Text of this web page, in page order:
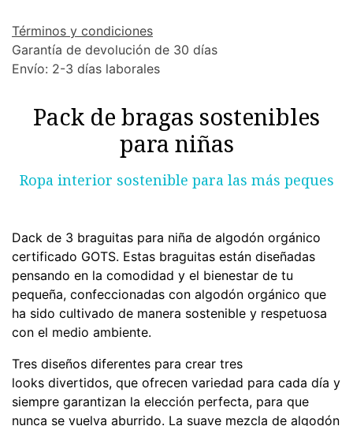
Términos y condiciones
Garantía de devolución de 30 días
Envío: 2-3 días laborales
Pack de bragas sostenibles
para niñas
Ropa interior sostenible para las más peques
Dack de 3 braguitas para niña de algodón orgánico
certificado GOTS. Estas braguitas están diseñadas
pensando en la comodidad y el bienestar de tu
pequeña, confeccionadas con algodón orgánico que
ha sido cultivado de manera sostenible y respetuosa
con el medio ambiente.
Tres diseños diferentes para crear tres
looks divertidos, que ofrecen variedad para cada día y
siempre garantizan la elección perfecta, para que
nunca se vuelva aburrido. La suave mezcla de algodón